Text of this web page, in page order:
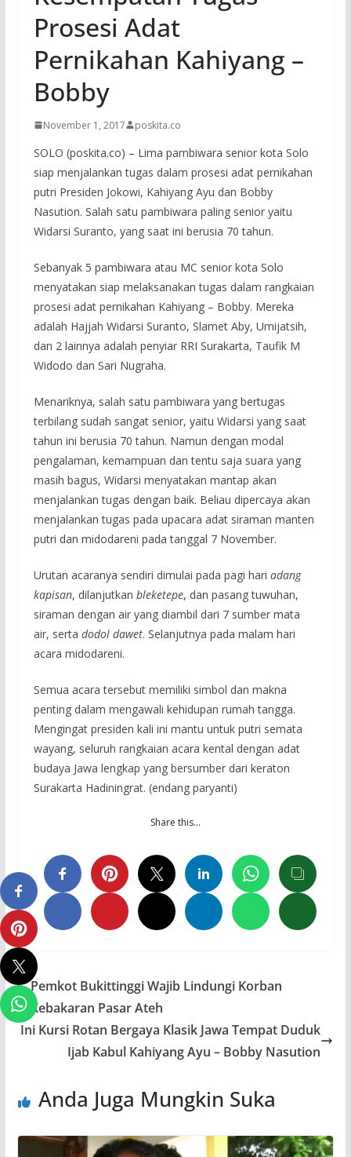
Prosesi Adat
Pernikahan Kahiyang –
Bobby
November 1, 2017 poskita.co
SOLO (poskita.co) – Lima pambiwara senior kota Solo
siap menjalankan tugas dalam prosesi adat pernikahan
putri Presiden Jokowi, Kahiyang Ayu dan Bobby
Nasution. Salah satu pambiwara paling senior yaitu
Widarsi Suranto, yang saat ini berusia 70 tahun.
Sebanyak 5 pambiwara atau MC senior kota Solo
menyatakan siap melaksanakan tugas dalam rangkaian
prosesi adat pernikahan Kahiyang – Bobby. Mereka
adalah Hajjah Widarsi Suranto, Slamet Aby, Umijatsih,
dan 2 lainnya adalah penyiar RRI Surakarta, Taufik M
Widodo dan Sari Nugraha.
Menariknya, salah satu pambiwara yang bertugas
terbilang sudah sangat senior, yaitu Widarsi yang saat
tahun ini berusia 70 tahun. Namun dengan modal
pengalaman, kemampuan dan tentu saja suara yang
masih bagus, Widarsi menyatakan mantap akan
menjalankan tugas dengan baik. Beliau dipercaya akan
menjalankan tugas pada upacara adat siraman manten
putri dan midodareni pada tanggal 7 November.
Urutan acaranya sendiri dimulai pada pagi hari adang
kapisan, dilanjutkan bleketepe, dan pasang tuwuhan,
siraman dengan air yang diambil dari 7 sumber mata
air, serta dodol dawet. Selanjutnya pada malam hari
acara midodareni.
Semua acara tersebut memiliki simbol dan makna
penting dalam mengawali kehidupan rumah tangga.
Mengingat presiden kali ini mantu untuk putri semata
wayang, seluruh rangkaian acara kental dengan adat
budaya Jawa lengkap yang bersumber dari keraton
Surakarta Hadiningrat. (endang paryanti)
Share this…
Pemkot Bukittinggi Wajib Lindungi Korban
Kebakaran Pasar Ateh
Ini Kursi Rotan Bergaya Klasik Jawa Tempat Duduk
Ijab Kabul Kahiyang Ayu – Bobby Nasution
Anda Juga Mungkin Suka